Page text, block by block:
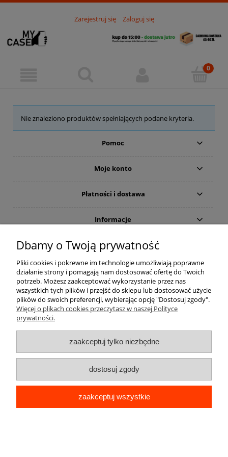
Zarejestruj się Zaloguj się
Nie znaleziono produktów spełniających podane kryteria.
Pomoc
Moje konto
Płatności i dostawa
Informacje
O nas
Sklep internetowy Shoper Premium
Dbamy o Twoją prywatność
Pliki cookies i pokrewne im technologie umożliwiają poprawne
działanie strony i pomagają nam dostosować ofertę do Twoich
potrzeb. Możesz zaakceptować wykorzystanie przez nas
wszystkich tych plików i przejść do sklepu lub dostosować użycie
plików do swoich preferencji, wybierając opcję "Dostosuj zgody".
Więcej o plikach cookies przeczytasz w naszej Polityce
prywatności.
zaakceptuj tylko niezbędne
dostosuj zgody
zaakceptuj wszystkie